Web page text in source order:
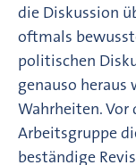
die Diskussion
oftmals
politischen
genauso
Wahrheiten.
Arbeitsgruppe
beständige